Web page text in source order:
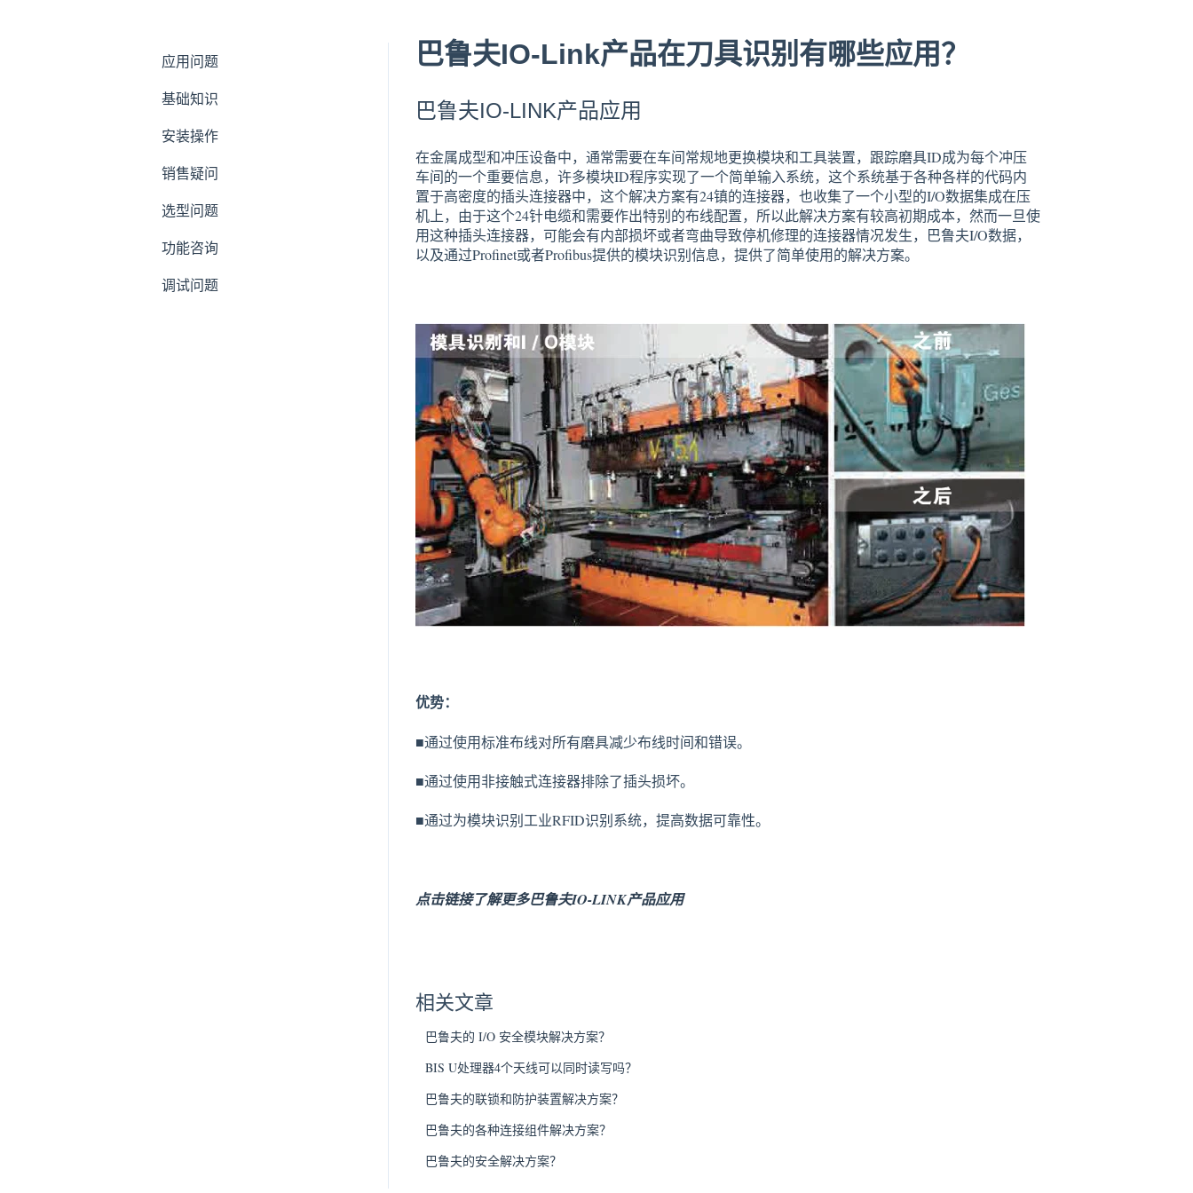
巴鲁夫IO-Link产品在刀具识别有哪些应用？
巴鲁夫IO-LINK产品应用
在金属成型和冲压设备中，通常需要在车间常规地更换模块和工具装置，跟踪磨具ID成为每个冲压
车间的一个重要信息，许多模块ID程序实现了一个简单输入系统，这个系统基于各种各样的代码内
置于高密度的插头连接器中，这个解决方案有24镇的连接器，也收集了一个小型的I/O数据集成在压
机上，由于这个24针电缆和需要作出特别的布线配置，所以此解决方案有较高初期成本，然而一旦使
用这种插头连接器，可能会有内部损坏或者弯曲导致停机修理的连接器情况发生，巴鲁夫I/O数据，
以及通过Profinet或者Profibus提供的模块识别信息，提供了简单使用的解决方案。
优势：
■通过使用标准布线对所有磨具减少布线时间和错误。
■通过使用非接触式连接器排除了插头损坏。
■通过为模块识别工业RFID识别系统，提高数据可靠性。
点击链接了解更多巴鲁夫IO-LINK产品应用
相关文章
巴鲁夫的 I/O 安全模块解决方案？
BIS U处理器4个天线可以同时读写吗？
巴鲁夫的联锁和防护装置解决方案？
巴鲁夫的各种连接组件解决方案？
巴鲁夫的安全解决方案？
应用问题
基础知识
安装操作
销售疑问
选型问题
功能咨询
调试问题